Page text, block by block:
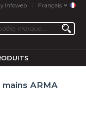
Infoweb Français
ARMA